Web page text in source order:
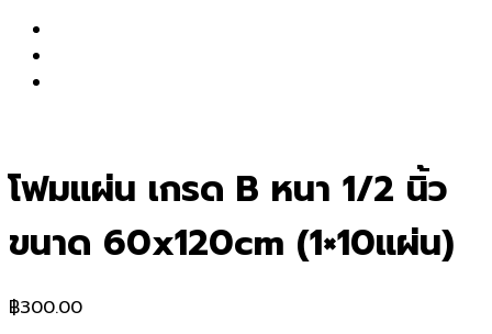
โฟมแผ่น เกรด B หนา 1/2 นิ้ว
ขนาด 60x120cm (1×10แผ่น)
฿300.00